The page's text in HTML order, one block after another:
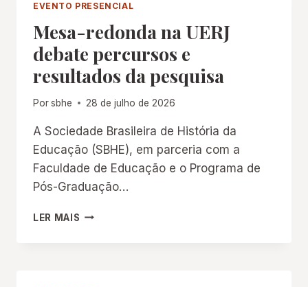
EVENTO PRESENCIAL
Mesa-redonda na UERJ
debate percursos e
resultados da pesquisa
Porsbhe 28 de julho de 2026
A Sociedade Brasileira de História da
Educação (SBHE), em parceria com a
Faculdade de Educação e o Programa de
Pós-Graduação…
LER MAIS MESA-